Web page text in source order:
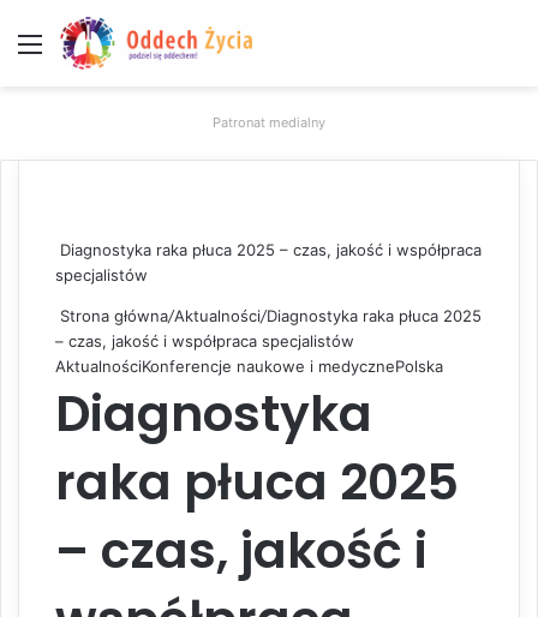
Menu
Patronat medialny
Diagnostyka raka płuca 2025 – czas, jakość i współpraca
specjalistów
Strona główna/Aktualności/Diagnostyka raka płuca 2025
– czas, jakość i współpraca specjalistów
AktualnościKonferencje naukowe i medycznePolska
Diagnostyka
raka płuca 2025
– czas, jakość i